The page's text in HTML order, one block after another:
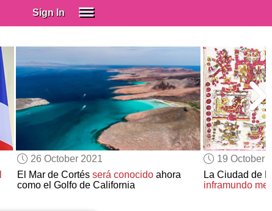
Sign In
Spanish (Spain)
Spanish (Latino)
SUBSCRIBE
EDUCATIONAL LICENSES
GIFT CARDS
OTHER LANGUAGES
ABOUT US
26 October 2021
El Mar de Cortés será conocidoahora
como el Golfo de California
19 October
La Ciudad de
inframundo